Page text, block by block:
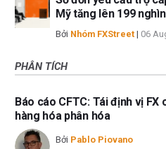
Mỹ tăng lên 199
Bởi Nhóm FXStreet | 06
PHÂN TÍCH
Báo cáo CFTC: Tái định vị FX
hàng hóa phân hóa
Bởi Pablo Piovano